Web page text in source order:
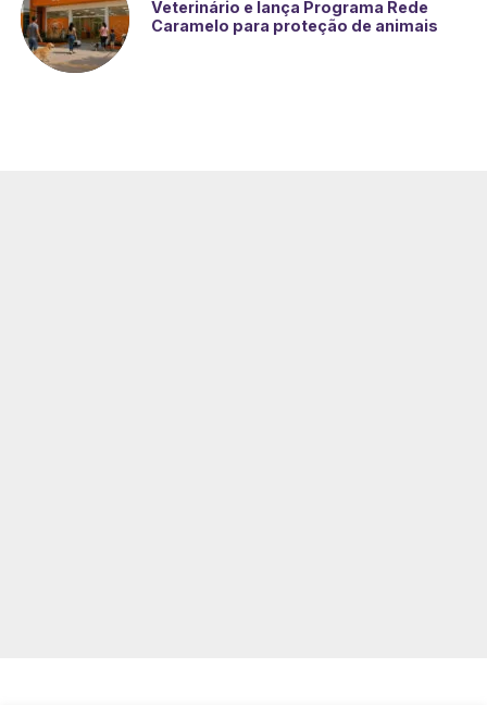
Veterinário e lança Programa Rede
Caramelo para proteção de animais